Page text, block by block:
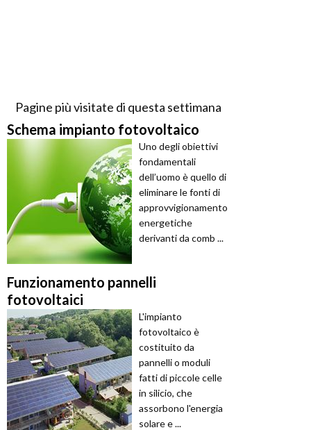
Pagine più visitate di questa settimana
Schema impianto fotovoltaico
Uno degli obiettivi
fondamentali
dell’uomo è quello di
eliminare le fonti di
approvvigionamento
energetiche
derivanti da comb ...
Funzionamento pannelli
fotovoltaici
L'impianto
fotovoltaico è
costituito da
pannelli o moduli
fatti di piccole celle
in silicio, che
assorbono l'energia
solare e ...